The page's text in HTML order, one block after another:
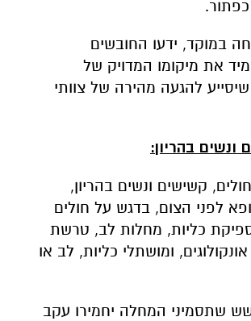
במוקד, ידעו החובשים
את מיקומו המדויק של
להגעה מהירה של צוותי
ונשים בהריון:
קשישים ונשים בהריון,
לפני הצום, בדגש על חולים
כליות, מחלות לב, טרשת
ומושתלי כליות, לב או
שתסמיני המחלה יחמירו עקב